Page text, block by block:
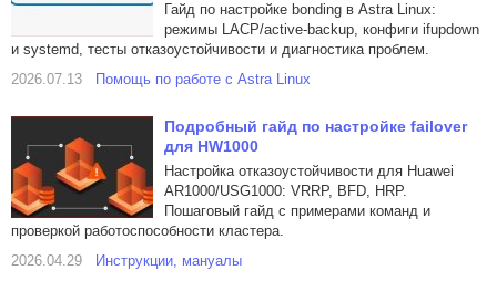
Статьи
Форум
Вход в аккаунт
Гайд по настройке bonding в Astra Linux:
режимы LACP/active-backup, конфиги ifupdown
и systemd, тесты отказоустойчивости и диагностика проблем.
2026.07.13
Помощь по работе с Astra Linux
Подробный гайд по настройке failover
для HW1000
Настройка отказоустойчивости для Huawei
AR1000/USG1000: VRRP, BFD, HRP.
Пошаговый гайд с примерами команд и
проверкой работоспособности кластера.
2026.04.29
Инструкции, мануалы